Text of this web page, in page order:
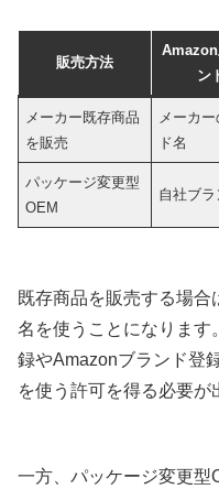
販売方法
ン
メーカー既存商品
を販売
メーカ
ド名
パッケージ変更型
OEM
自社ブラ
既存商品を販売する場
名を使うことになります
録やAmazonブランド登
を使う許可を得る必要が
一方、パッケージ変更型